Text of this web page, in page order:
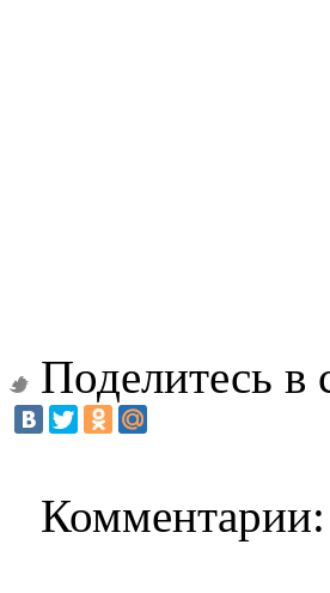
Поделитесь в
Комментарии: